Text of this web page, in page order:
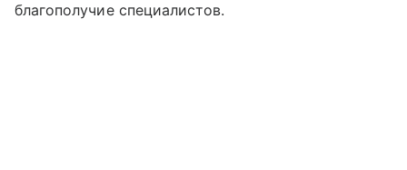
благополучие специалистов.